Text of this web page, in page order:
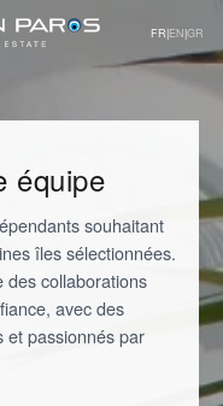
FR|EN|GR
équipe
souhaitant
îles sélectionnées.
des collaborations
avec des
et passionnés par